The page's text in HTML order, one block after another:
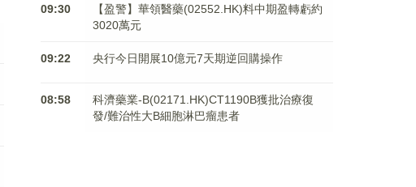
09:30
【盈警】華領醫藥(02552.HK)料中期盈轉虧約
3020萬元
09:22 央行今日開展10億元7天期逆回購操作
08:58
科濟藥業-B(02171.HK)CT1190B獲批治療復
發/難治性大B細胞淋巴瘤患者